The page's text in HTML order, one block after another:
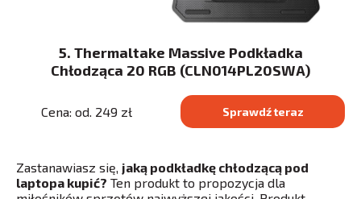
5. Thermaltake Massive Podkładka
Chłodząca 20 RGB (CLN014PL20SWA)
Cena: od. 249 zł Sprawdź teraz
Zastanawiasz się, jaką podkładkę chłodzącą pod
laptopa kupić? Ten produkt to propozycja dla